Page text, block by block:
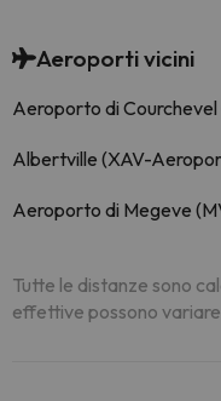
Aeroporti vicini
Aeroporto di Courchevel
Albertville (XAV-
Aeroporto di Megeve
Tutte le distanze sono
effettive possono